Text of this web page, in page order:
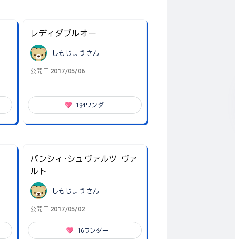
レディダブルオー
しもじょう さん
公開日 2017/05/06
194ワンダー
バンシィ･シュヴァルツ ヴァ
ルト
しもじょう さん
公開日 2017/05/02
16ワンダー